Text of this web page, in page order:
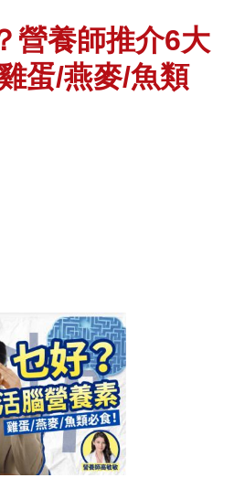
營養師推介6大
蛋/燕麥/魚類